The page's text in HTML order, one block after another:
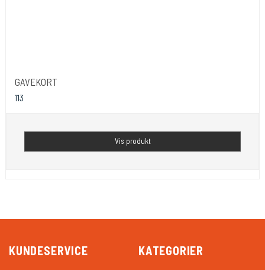
GAVEKORT
113
Vis produkt
KUNDESERVICE KATEGORIER